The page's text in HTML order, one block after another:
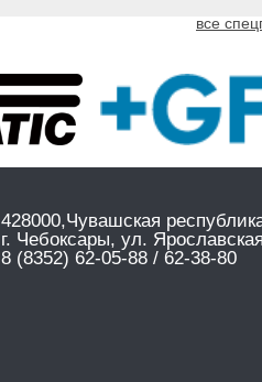
все
428000,Чувашская
г. Чебоксары, ул.
8 (8352) 62-05-88 / 62-38-80